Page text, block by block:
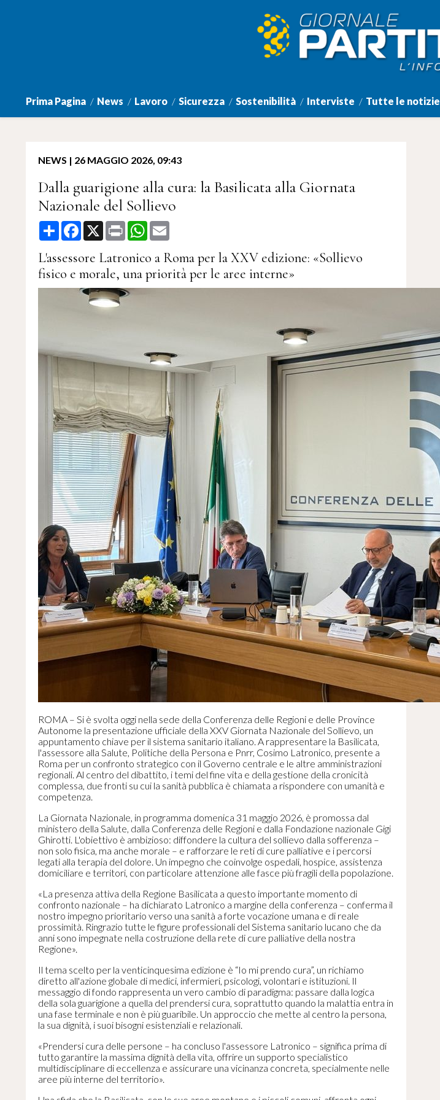
Prima Pagina News Lavoro Sicurezza Sostenibilità Interviste Tutte le notizie
NEWS | 26 MAGGIO 2026, 09:43
Dalla guarigione alla cura: la Basilicata alla Giornata
Nazionale del Sollievo
Share Facebook
X Print WhatsApp
L'assessore Latronico a Roma per la XXV edizione: «Sollievo
fisico e morale, una priorità per le aree interne»
ROMA – Si è svolta oggi nella sede della Conferenza delle Regioni e delle Province
Autonome la presentazione ufficiale della XXV Giornata Nazionale del Sollievo, un
appuntamento chiave per il sistema sanitario italiano. A rappresentare la Basilicata,
l'assessore alla Salute, Politiche della Persona e Pnrr, Cosimo Latronico, presente a
Roma per un confronto strategico con il Governo centrale e le altre amministrazioni
regionali. Al centro del dibattito, i temi del fine vita e della gestione della cronicità
complessa, due fronti su cui la sanità pubblica è chiamata a rispondere con umanità e
competenza.
La Giornata Nazionale, in programma domenica 31 maggio 2026, è promossa dal
ministero della Salute, dalla Conferenza delle Regioni e dalla Fondazione nazionale Gigi
Ghirotti. L'obiettivo è ambizioso: diffondere la cultura del sollievo dalla sofferenza –
non solo fisica, ma anche morale – e rafforzare le reti di cure palliative e i percorsi
legati alla terapia del dolore. Un impegno che coinvolge ospedali, hospice, assistenza
domiciliare e territori, con particolare attenzione alle fasce più fragili della popolazione.
«La presenza attiva della Regione Basilicata a questo importante momento di
confronto nazionale – ha dichiarato Latronico a margine della conferenza – conferma il
nostro impegno prioritario verso una sanità a forte vocazione umana e di reale
prossimità. Ringrazio tutte le figure professionali del Sistema sanitario lucano che da
anni sono impegnate nella costruzione della rete di cure palliative della nostra
Regione».
Il tema scelto per la venticinquesima edizione è “Io mi prendo cura”, un richiamo
diretto all'azione globale di medici, infermieri, psicologi, volontari e istituzioni. Il
messaggio di fondo rappresenta un vero cambio di paradigma: passare dalla logica
della sola guarigione a quella del prendersi cura, soprattutto quando la malattia entra in
una fase terminale e non è più guaribile. Un approccio che mette al centro la persona,
la sua dignità, i suoi bisogni esistenziali e relazionali.
«Prendersi cura delle persone – ha concluso l'assessore Latronico – significa prima di
tutto garantire la massima dignità della vita, offrire un supporto specialistico
multidisciplinare di eccellenza e assicurare una vicinanza concreta, specialmente nelle
aree più interne del territorio».